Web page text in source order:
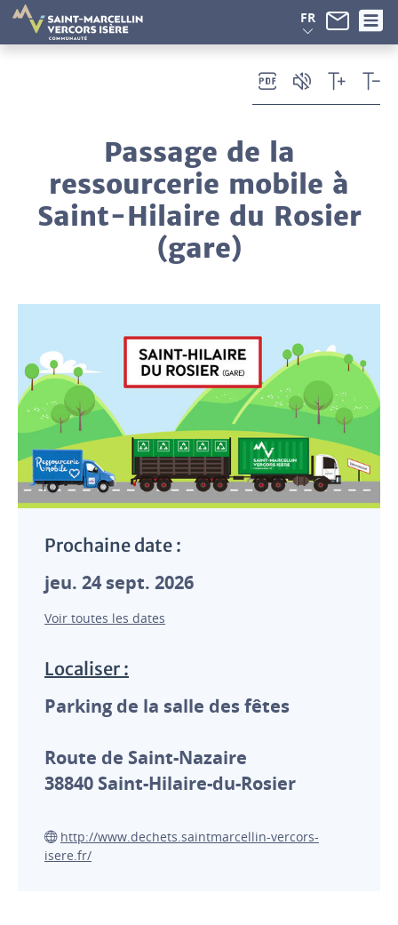
FR
Passage de la
ressourcerie mobile à
Saint-Hilaire du Rosier
(gare)
Prochaine date :
jeu. 24 sept. 2026
Voir toutes les dates
Localiser :
Parking de la salle des fêtes
Route de Saint-Nazaire
38840 Saint-Hilaire-du-Rosier
http://www.dechets.saintmarcellin-vercors-
isere.fr/
Panneau de gestion des cookies